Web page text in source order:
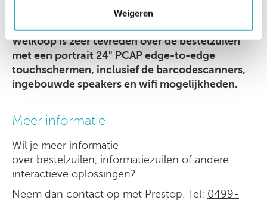
Weigeren
meer in de auto krijgt, die kunnen dan gewoon
netjes bezorgd worden.”
Welkoop is zeer tevreden over de bestelzuilen
met een portrait 24" PCAP edge-to-edge
touchschermen, inclusief de barcodescanners,
ingebouwde speakers en wifi mogelijkheden.
Meer informatie
Wil je meer informatie
over bestelzuilen, informatiezuilen of andere
interactieve oplossingen?
Neem dan contact op met Prestop. Tel: 0499-